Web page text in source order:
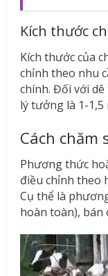
Kích thước
Kích thước của
chỉnh theo nhu
chính. Đối với
lý tưởng là 1-
Cách chăm
Phương thức
điều chỉnh theo
Cụ thể là
hoàn toàn), bán